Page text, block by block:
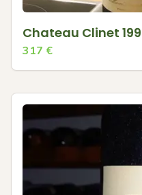
Chateau Clinet
317 €